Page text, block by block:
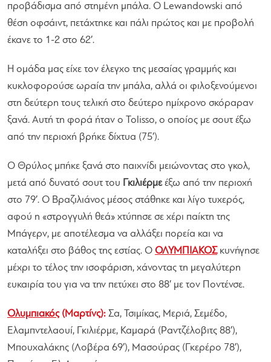
προβάδισμα από στημένη μπάλα. Ο Lewandowski από
θέση οφσάιντ, πετάχτηκε και πάλι πρώτος και με προβολή
έκανε το 1-2 στο 62′.
Η ομάδα μας είχε τον έλεγχο της μεσαίας γραμμής και
κυκλοφορούσε ωραία την μπάλα, αλλά οι φιλοξενούμενοι
στη δεύτερη τους τελική στο δεύτερο ημίχρονο σκόραραν
ξανά. Αυτή τη φορά ήταν ο Tolisso, ο οποίος με σουτ έξω
από την περιοχή βρήκε δίχτυα (75′).
Ο Θρύλος μπήκε ξανά στο παιχνίδι μειώνοντας στο γκολ,
μετά από δυνατό σουτ του
Γκιλιέρμεέξω από την περιοχή
στο 79′. Ο Βραζιλιάνος μέσος στάθηκε και λίγο τυχερός,
αφού η «στρογγυλή θεά» χτύπησε σε χέρι παίκτη της
Μπάγερν, με αποτέλεσμα να αλλάξει πορεία και να
καταλήξει στο βάθος της εστίας. Ο ΟΛΥΜΠΙΑΚΟΣκυνήγησε
μέχρι το τέλος την ισοφάριση, χάνοντας τη μεγαλύτερη
ευκαιρία του για να την πετύχει στο 88′ με τον Ποντένσε.
Ολυμπιακός(Μαρτίνς): Σα, Τσιμίκας, Μεριά, Σεμέδο,
Ελαμπντελαουί, Γκιλιέρμε, Καμαρά (Ραντζέλοβιτς 88′),
Μπουχαλάκης (Λοβέρα 69′), Μασούρας (Γκερέρο 78′),